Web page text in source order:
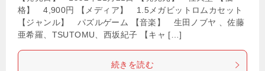
格】 4,900円 【メディア】 1.5メガビットロムカセット
【ジャンル】 パズルゲーム 【音楽】 生田ノブヤ 、佐藤
亜希羅、TSUTOMU、西坂紀子 【キャ […]
続きを読む